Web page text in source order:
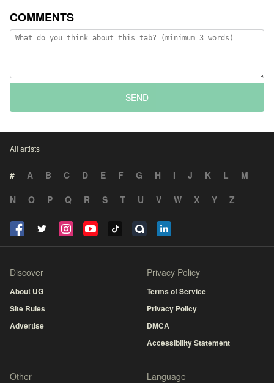
COMMENTS
SEND
All artists
# A B C D E F G H I J K L
M
N
O P Q R S T U V W X Y Z
Discover
About UG
Site Rules
Advertise
Privacy Policy
Terms of Service
Privacy Policy
DMCA
Accessibility Statement
Other Language